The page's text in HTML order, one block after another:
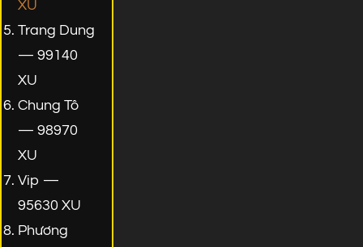
XU
Trang Dung
— 99140
XU
Chung Tô
— 98970
XU
Vip —
95630 XU
Phương